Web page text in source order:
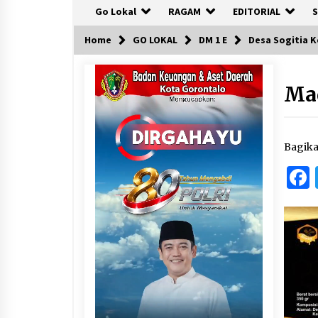
Go Lokal RAGAM EDITORIAL
Home GO LOKAL DM 1 E Desa Sogitia